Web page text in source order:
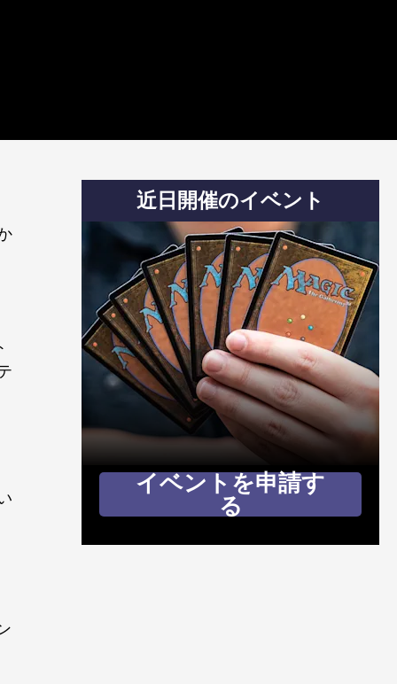
近日開催のイベント
イベントを申請す
る